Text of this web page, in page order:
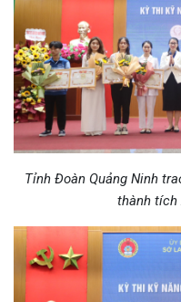
Tỉnh Đoàn Quảng Ninh
thành tích